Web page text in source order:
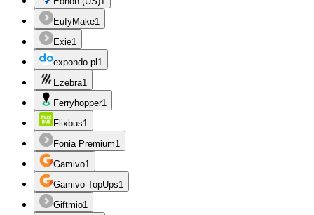
EufyMake1
Exie1
expondo.pl 1
Ezebra1
Ferryhopper1
Flixbus1
Fonia Premium1
Gamivo1
Gamivo TopUps1
Giftmio1